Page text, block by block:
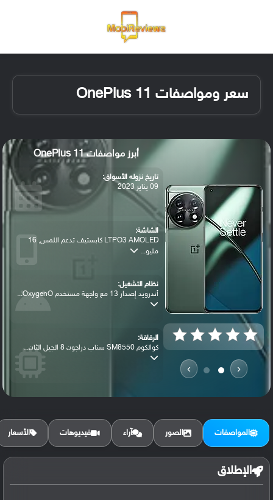
سعر ومواصفات OnePlus 11
‹
›
أبرز مواصفات OnePlus 11
تاريخ نزوله الأسواق:
09 يناير 2023
الشاشة:
LTPO3 AMOLED كابستيف تدعم اللمس, 16
مليو...
نظام التشغيل:
أندرويد إصدار 13 مع واجهة مستخدم OxygenO...
الرقاقة:
كوالكوم SM8550 سناب دراجون 8 الجيل الثان...
الرام / التخزين:
المواصفات الصور آراء فيديوهات الأسعار
الإطلاق